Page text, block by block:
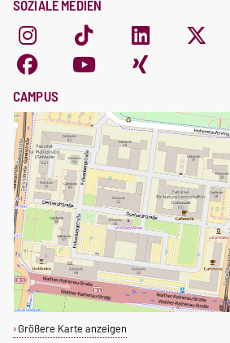
SOZIALE MEDIEN
CAMPUS
Größere Karte anzeigen